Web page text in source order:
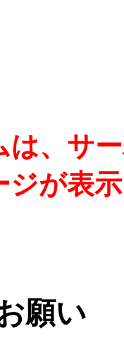
は、サ
ジが表
願い